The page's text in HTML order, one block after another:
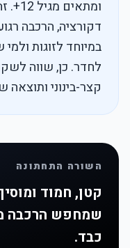
דקורציה, הרכבה
במיוחד לזוגות
לחדר. כן, שווה
קצר-בינוני
השורה התחתונה
קטן, חמוד
שמחפש הרכבה
כבד.